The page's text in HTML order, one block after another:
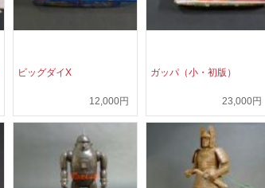
ビッグダイX
12,000円
ガッパ（小・初版）
23,000円